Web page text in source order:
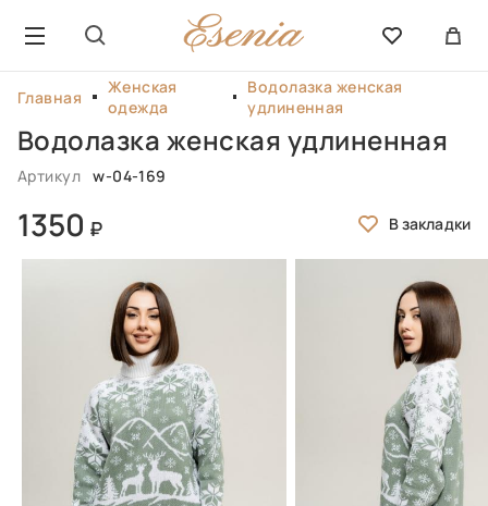
Главная
Женская
одежда
Водолазка женская
удлиненная
Водолазка женская удлиненная
Артикул w-04-169
1350